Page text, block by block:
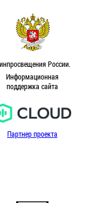
России.
Информационная
поддержка сайта
Партнер проекта